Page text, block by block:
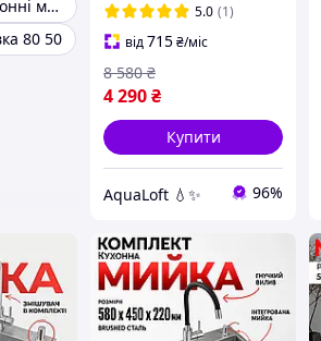
Прямокутні кухонні мийки
80 50
сифоном Aqua
5.0 (1)
від715₴/міс
4 290₴
8 580 ₴
Купити
AquaLoft 💧✨ 96%